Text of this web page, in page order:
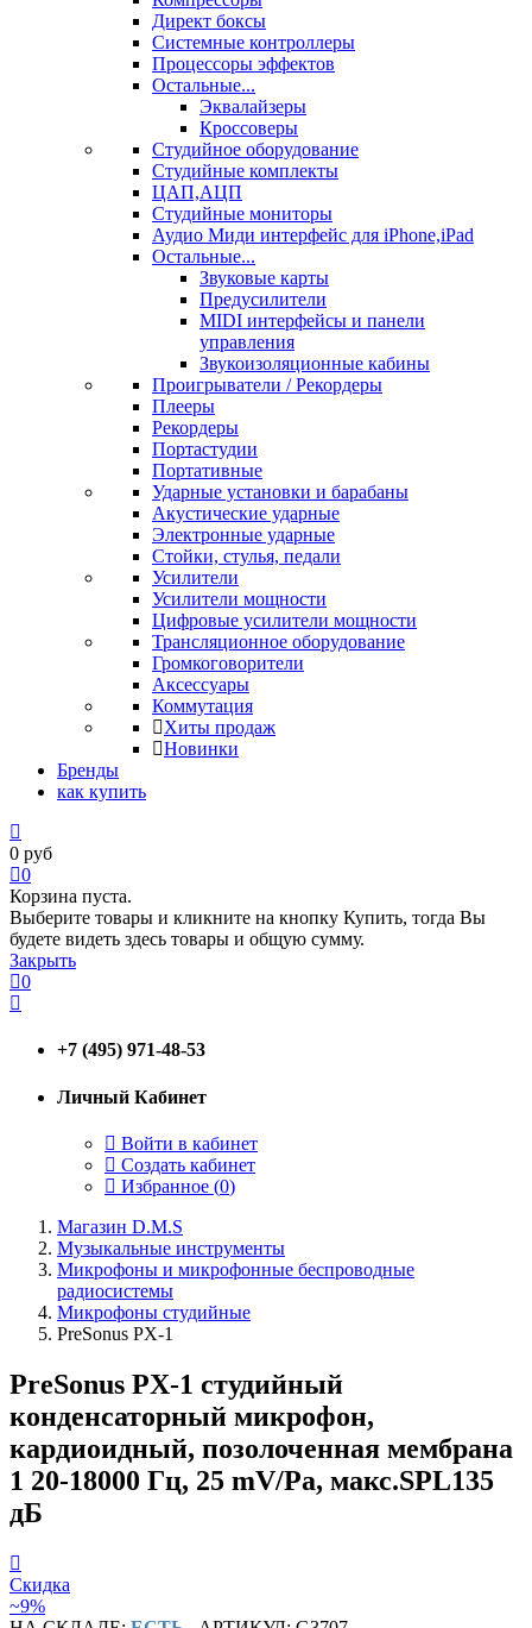
Директ боксы
Системные контроллеры
Процессоры эффектов
Остальные...
Эквалайзеры
Кроссоверы
Студийное оборудование
Студийные комплекты
ЦАП,АЦП
Студийные мониторы
Аудио Миди интерфейс для iPhone,iPad
Остальные...
Звуковые карты
Предусилители
MIDI интерфейсы и панели
управления
Звукоизоляционные кабины
Проигрыватели / Рекордеры
Плееры
Рекордеры
Портастудии
Портативные
Ударные установки и барабаны
Акустические ударные
Электронные ударные
Стойки, стулья, педали
Усилители
Усилители мощности
Цифровые усилители мощности
Трансляционное оборудование
Громкоговорители
Аксессуары
Коммутация
Хиты продаж
Новинки
Бренды
как купить
0 руб
0
Корзина пуста.
Выберите товары и кликните на кнопку Купить, тогда Вы
будете видеть здесь товары и общую сумму.
Закрыть
0
+7 (495) 971-48-53
Личный Кабинет
Войти в кабинет
Создать кабинет
Избранное (0)
Магазин D.M.S
Музыкальные инструменты
Микрофоны и микрофонные беспроводные
радиосистемы
Микрофоны студийные
PreSonus PX-1
PreSonus PX-1 студийный
конденсаторный микрофон,
кардиоидный, позолоченная мембрана
1 20-18000 Гц, 25 mV/Pa, макс.SPL135
дБ
Скидка
~9%